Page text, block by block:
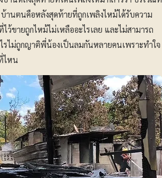
านตนคือหลังสุดท้ายที่ถูกเพลิงไหม้ได้รับความ
ว้ขายถูกไหม้ไม่เหลืออะไรเลย และไม่สามารถ
ไม่ถูกญาติพี่น้องเป็นลมกันหลายคนเพราะทำใจ
ไหน